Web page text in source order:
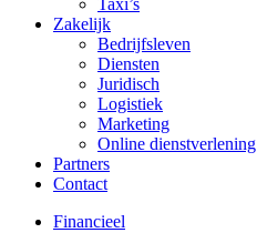
Taxi’s
Zakelijk
Bedrijfsleven
Diensten
Juridisch
Logistiek
Marketing
Online dienstverlening
Partners
Contact
Financieel